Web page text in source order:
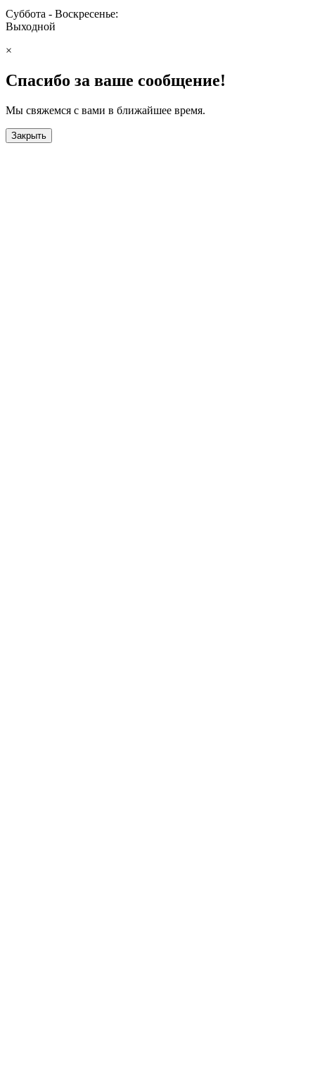
Суббота - Воскресенье:
Выходной
×
Спасибо за ваше сообщение!
Мы свяжемся с вами в ближайшее время.
Закрыть